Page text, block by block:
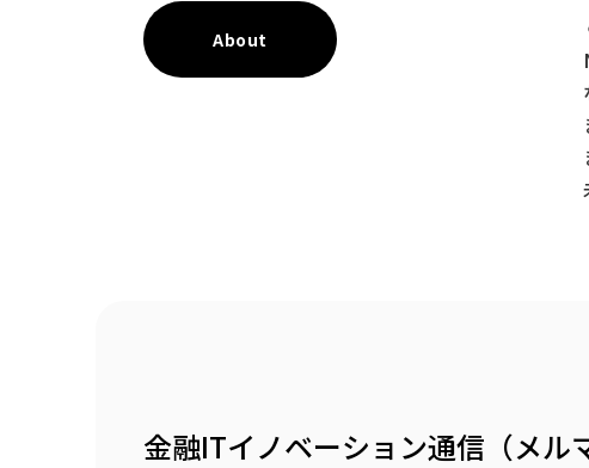
About
金融ITイノベーション通信（メル